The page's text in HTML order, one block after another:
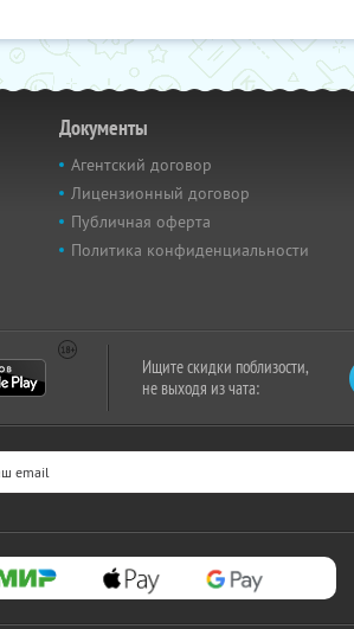
Документы
Агентский договор
Лицензионный договор
Публичная оферта
Политика конфиденциальности
Ищите скидки поблизости,
не выходя из чата: